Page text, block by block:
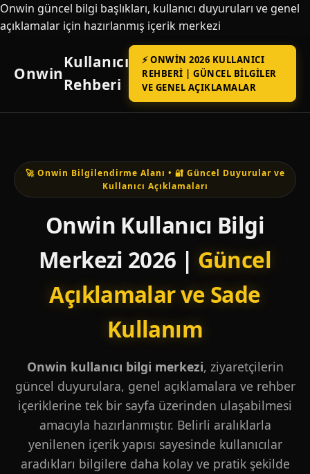
Onwin güncel bilgi başlıkları, kullanıcı duyuruları ve genel
açıklamalar için hazırlanmış içerik merkezi
Onwin
Kullanıcı
Rehberi
⚡ ONWIN 2026 KULLANICI
REHBERI | GÜNCEL BILGILER
VE GENEL AÇIKLAMALAR
🚀 Onwin Bilgilendirme Alanı • 🔐 Güncel Duyurular ve
Kullanıcı Açıklamaları
Onwin Kullanıcı Bilgi
Merkezi 2026 | Güncel
Açıklamalar ve Sade
Kullanım
Onwin kullanıcı bilgi merkezi, ziyaretçilerin
güncel duyurulara, genel açıklamalara ve rehber
içeriklerine tek bir sayfa üzerinden ulaşabilmesi
amacıyla hazırlanmıştır. Belirli aralıklarla
yenilenen içerik yapısı sayesinde kullanıcılar
aradıkları bilgilere daha kolay ve pratik şekilde